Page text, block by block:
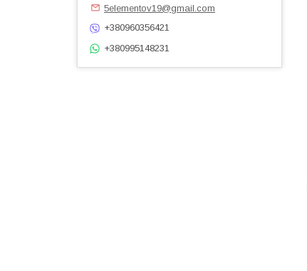
5elementov19@gmail.com
+380960356421
+380995148231